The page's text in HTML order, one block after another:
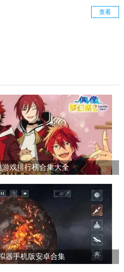
查看
戏排行榜合集大全
器手机版安卓合集